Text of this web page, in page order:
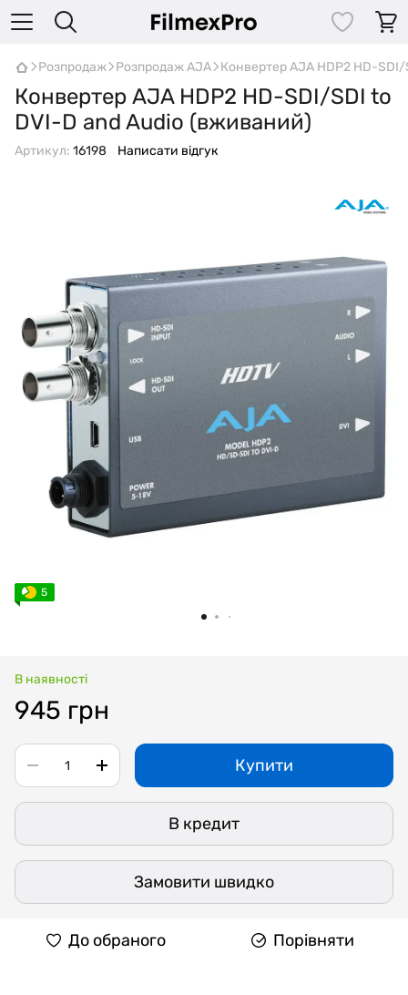
Розпродаж Розпродаж AJA Конвертер AJA HDP2 HD-
Конвертер AJA HDP2 HD-SDI/SDI to
DVI-D and Audio (вживаний)
Артикул: 16198 Написати відгук
5
В наявності
945 грн
Купити
В кредит
Замовити швидко
До обраного Порівняти